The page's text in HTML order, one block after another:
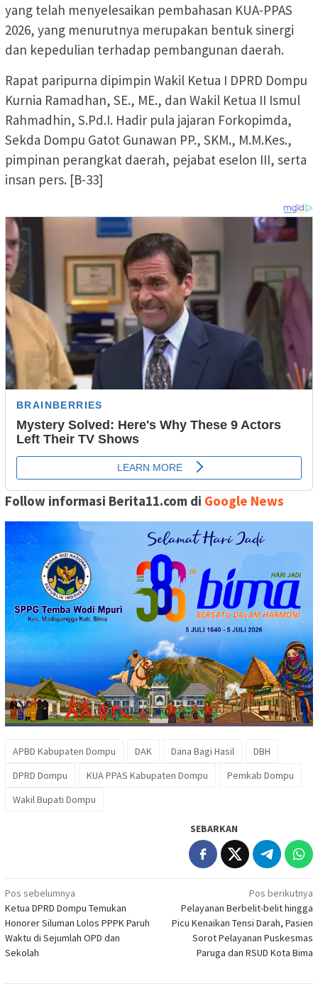
yang telah menyelesaikan pembahasan KUA-PPAS
2026, yang menurutnya merupakan bentuk sinergi
dan kepedulian terhadap pembangunan daerah.
Rapat paripurna dipimpin Wakil Ketua I DPRD Dompu
Kurnia Ramadhan, SE., ME., dan Wakil Ketua II Ismul
Rahmadhin, S.Pd.I. Hadir pula jajaran Forkopimda,
Sekda Dompu Gatot Gunawan PP., SKM., M.M.Kes.,
pimpinan perangkat daerah, pejabat eselon III, serta
insan pers. [B-33]
Follow informasi Berita11.com di Google News
APBD Kabupaten Dompu DAK Dana Bagi Hasil
DBH
DPRD Dompu
KUA PPAS Kabupaten Dompu
Pemkab Dompu
Wakil Bupati Dompu
SEBARKAN
Navigasi
pos
Pos sebelumnya
Ketua DPRD Dompu Temukan
Honorer Siluman Lolos PPPK Paruh
Waktu di Sejumlah OPD dan
Sekolah
Pos berikutnya
Pelayanan Berbelit-belit hingga
Picu Kenaikan Tensi Darah, Pasien
Sorot Pelayanan Puskesmas
Paruga dan RSUD Kota Bima